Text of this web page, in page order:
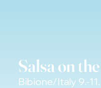
Salsa on
Bibione/Italy 9.-